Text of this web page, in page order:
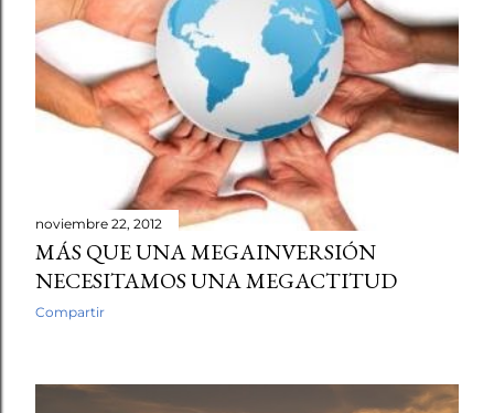
noviembre 22, 2012
MÁS QUE UNA MEGAINVERSIÓN
NECESITAMOS UNA MEGACTITUD
Compartir